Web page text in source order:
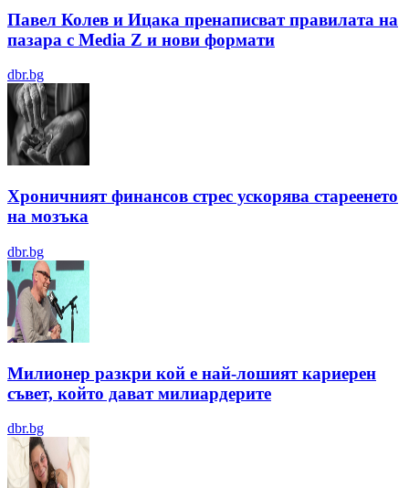
Павел Колев и Ицака пренаписват правилата на
пазара с Media Z и нови формати
dbr.bg
Хроничният финансов стрес ускорява стареенето
на мозъка
dbr.bg
Милионер разкри кой е най-лошият кариерен
съвет, който дават милиардерите
dbr.bg